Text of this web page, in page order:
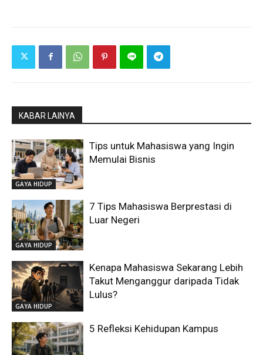
KABAR LAINYA
GAYA HIDUP
Tips untuk Mahasiswa yang Ingin
Memulai Bisnis
GAYA HIDUP
7 Tips Mahasiswa Berprestasi di
Luar Negeri
GAYA HIDUP
Kenapa Mahasiswa Sekarang Lebih
Takut Menganggur daripada Tidak
Lulus?
5 Refleksi Kehidupan Kampus